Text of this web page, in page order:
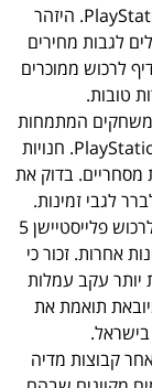
eBay או Amazon עבור רישומי PlayStation 5. היזהר
לגבות מחירים
לרכוש ממוכרים
טובות.
המתמחות
קטנות יותר עשויות לשאת גם את ה-PlayStation 5. חנויות
מסחריים. בדוק את
לגבי זמינות.
יבואנים: במקרים מסוימים, ייתכן שתוכלו לרכוש פלייסטיישן 5
אחרות. זכור כי
יותר עקב עמלות
תואמת את
קבוצות מדיה